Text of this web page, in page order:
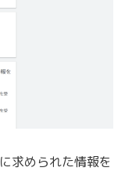
求められた情報を